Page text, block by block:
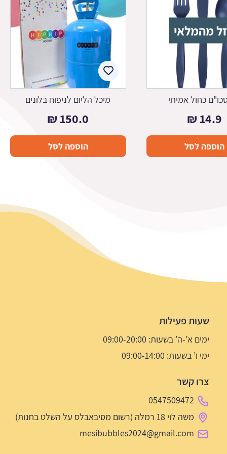
מהמלאי
כחול אמיתי
14.9
₪
הוספה לסל
מיכל הליום לניפוח בלונים
150.0
₪
הוספה לסל
שעות פעילות
ימים א’-ה’ בשעות: 09:00-20:00
ימי ו’ בשעות: 09:00-14:00
צרו קשר
0547509472
משה לוי 18 רמלה (רשום מסיבאבלס על השלט בחנות)
mesibubbles2024@gmail.com